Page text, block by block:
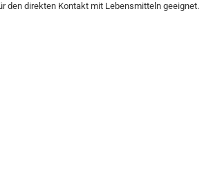
den direkten Kontakt mit Lebensmitteln geeignet.